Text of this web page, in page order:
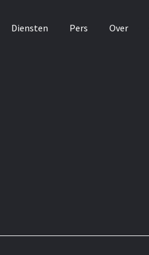
Diensten Pers Over